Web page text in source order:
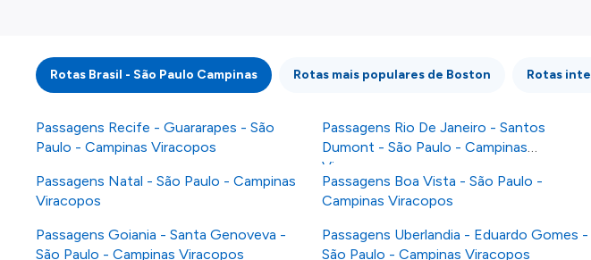
Rotas Brasil - São Paulo Campinas Rotas mais populares de Boston Rotas
Passagens Recife - Guararapes - São
Paulo - Campinas Viracopos
Passagens Rio De Janeiro - Santos
Dumont - São Paulo - Campinas
Viracopos
Passagens Natal - São Paulo - Campinas
Viracopos
Passagens Boa Vista - São Paulo -
Campinas Viracopos
Passagens Goiania - Santa Genoveva -
São Paulo - Campinas Viracopos
Passagens Uberlandia - Eduardo Gomes -
São Paulo - Campinas Viracopos